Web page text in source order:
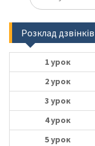
Розклад дзвінків
1 урок
2 урок
3 урок
4 урок
5 урок